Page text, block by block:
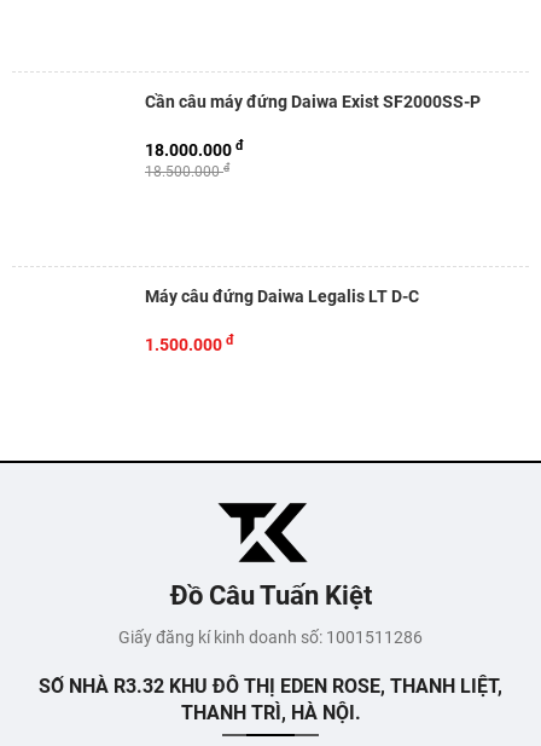
Cần câu máy đứng Daiwa Exist SF2000SS-P
18.500.000đ
18.000.000 đ
Máy câu đứng Daiwa Legalis LT D-C
1.500.000 đ
Đồ Câu Tuấn Kiệt
Giấy đăng kí kinh doanh số: 1001511286
SỐ NHÀ R3.32 KHU ĐÔ THỊ EDEN ROSE, THANH LIỆT,
THANH TRÌ, HÀ NỘI.